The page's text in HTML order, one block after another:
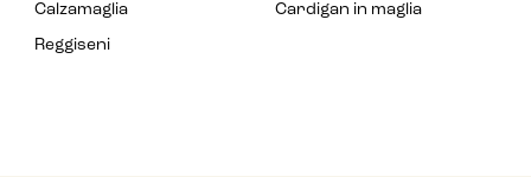
Calzamaglia
Cardigan in maglia
Reggiseni